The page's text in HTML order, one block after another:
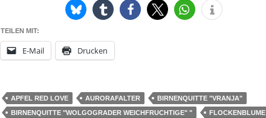
TEILEN MIT:
E-Mail Drucken
APFEL RED LOVE AURORAFALTER
BIRNENQUITTE "VRANJA"
BIRNENQUITTE "WOLGOGRADER WEICHFRUCHTIGE" "
FLOCKENBLUME